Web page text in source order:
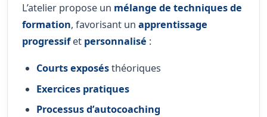
L’atelier propose un mélange de techniques de
formation, favorisant un apprentissage
progressifet personnalisé :
Courts exposésthéoriques
Exercices pratiques
Processus d’autocoaching